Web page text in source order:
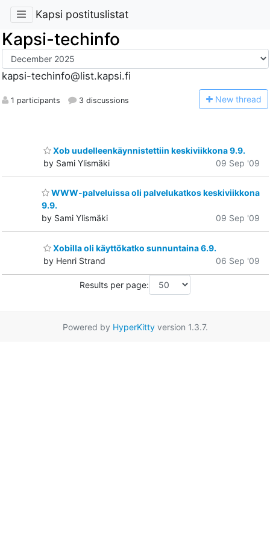
Kapsi postituslistat
Kapsi-techinfo
kapsi-techinfo@list.kapsi.fi
1 participants 3 discussions New thread
Xob uudelleenkäynnistettiin keskiviikkona 9.9.
by Sami Ylismäki
09 Sep '09
WWW-palveluissa oli palvelukatkos keskiviikkona
9.9.
by Sami Ylismäki
09 Sep '09
Xobilla oli käyttökatko sunnuntaina 6.9.
by Henri Strand
06 Sep '09
Results per page:
Powered by HyperKittyversion 1.3.7.